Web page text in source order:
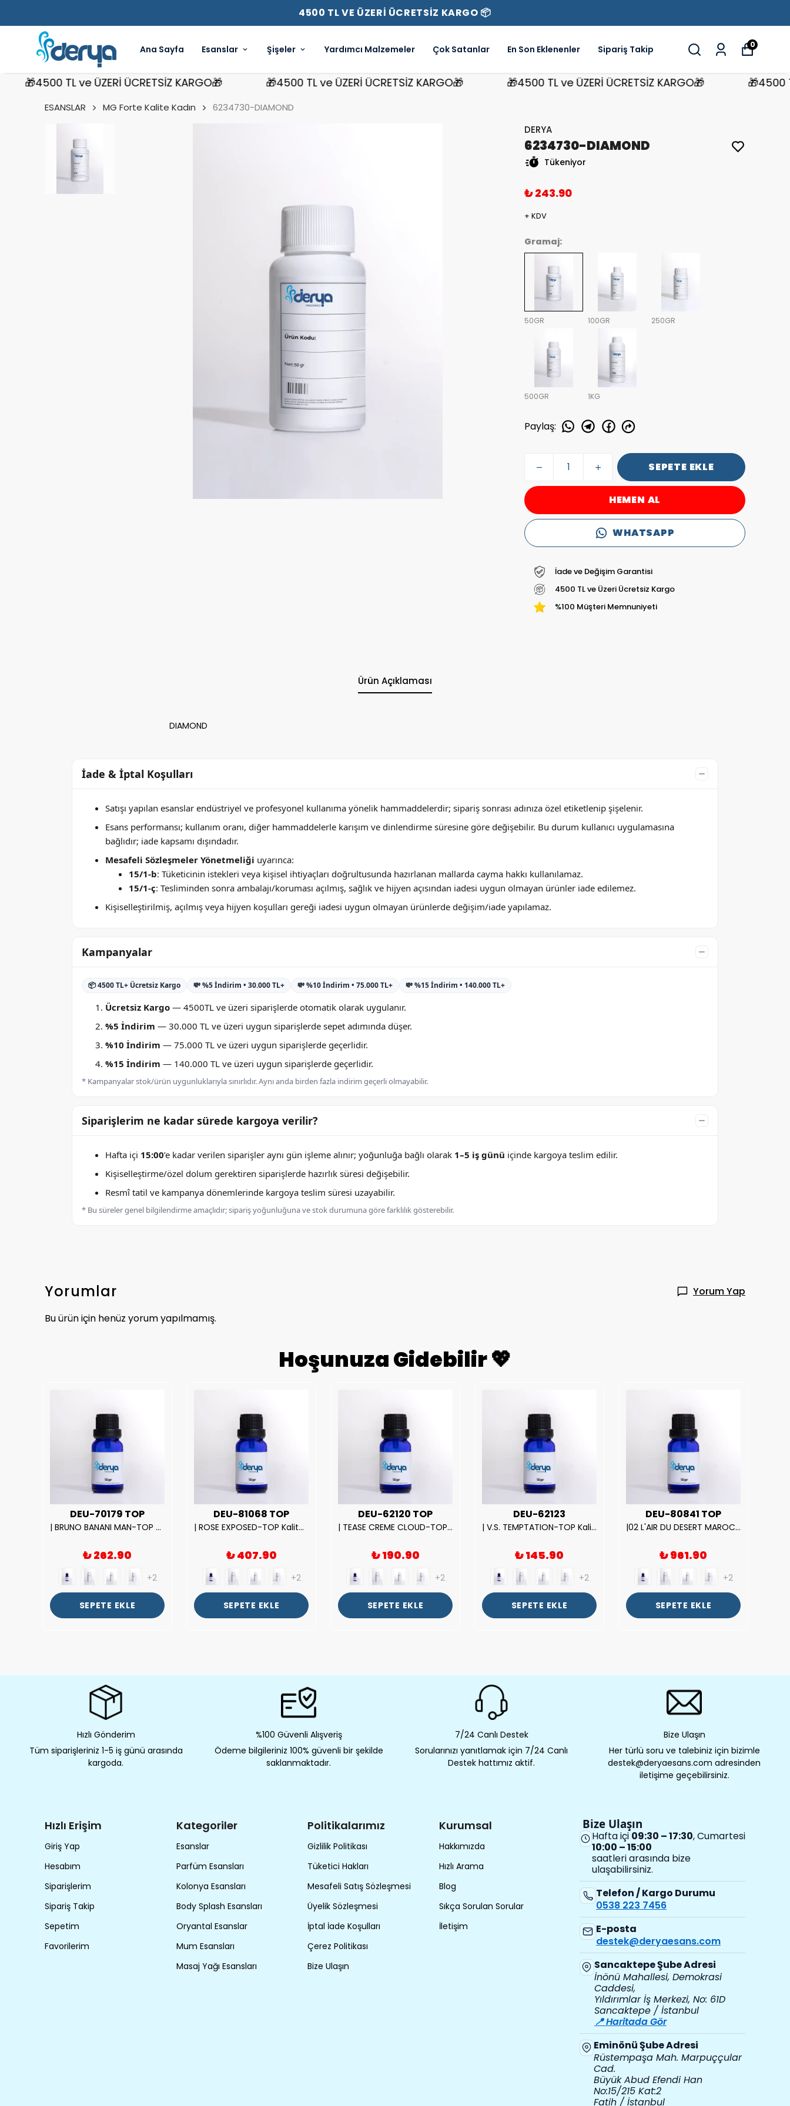
4500 TL VE ÜZERİ ÜCRETSİZ KARGO 📦
Ana Sayfa Esanslar Şişeler Yardımcı Malzemeler Çok Satanlar En Son Eklenenler Sipariş Takip 0
🎁4500 TL ve ÜZERİ ÜCRETSİZ KARGO🎁 🎁4500 TL ve ÜZERİ ÜCRETSİZ KARGO🎁 🎁4500 TL ve ÜZERİ ÜCRETSİZ KARGO🎁 🎁4500 TL
ESANSLAR MG Forte Kalite Kadın
6234730-DIAMOND
DERYA
6234730-DIAMOND
Tükeniyor
₺ 243.90
+ KDV
Gramaj:
50GR 100GR 250GR
500GR 1KG
Paylaş:
SEPETE EKLE
HEMEN AL
WHATSAPP
İade ve Değişim Garantisi
4500 TL ve Üzeri Ücretsiz Kargo
%100 Müşteri Memnuniyeti
Ürün Açıklaması
DIAMOND
İade & İptal Koşulları
Satışı yapılan esanslar endüstriyel ve profesyonel kullanıma yönelik hammaddelerdir; sipariş sonrası adınıza özel etiketlenip şişelenir.
Esans performansı; kullanım oranı, diğer hammaddelerle karışım ve dinlendirme süresine göre değişebilir. Bu durum kullanıcı uygulamasına
bağlıdır; iade kapsamı dışındadır.
Mesafeli Sözleşmeler Yönetmeliği uyarınca:
15/1-b: Tüketicinin istekleri veya kişisel ihtiyaçları doğrultusunda hazırlanan mallarda cayma hakkı kullanılamaz.
15/1-ç: Tesliminden sonra ambalajı/koruması açılmış, sağlık ve hijyen açısından iadesi uygun olmayan ürünler iade edilemez.
Kişiselleştirilmiş, açılmış veya hijyen koşulları gereği iadesi uygun olmayan ürünlerde değişim/iade yapılamaz.
Kampanyalar
📦 4500 TL+ Ücretsiz Kargo 💸 %5 İndirim • 30.000 TL+ 💸 %10 İndirim • 75.000 TL+ 💸 %15 İndirim • 140.000 TL+
Ücretsiz Kargo — 4500TL ve üzeri siparişlerde otomatik olarak uygulanır.
%5 İndirim — 30.000 TL ve üzeri uygun siparişlerde sepet adımında düşer.
%10 İndirim — 75.000 TL ve üzeri uygun siparişlerde geçerlidir.
%15 İndirim — 140.000 TL ve üzeri uygun siparişlerde geçerlidir.
* Kampanyalar stok/ürün uygunluklarıyla sınırlıdır. Aynı anda birden fazla indirim geçerli olmayabilir.
Siparişlerim ne kadar sürede kargoya verilir?
Hafta içi 15:00’e kadar verilen siparişler aynı gün işleme alınır; yoğunluğa bağlı olarak 1–5 iş günü içinde kargoya teslim edilir.
Kişiselleştirme/özel dolum gerektiren siparişlerde hazırlık süresi değişebilir.
Resmî tatil ve kampanya dönemlerinde kargoya teslim süresi uzayabilir.
* Bu süreler genel bilgilendirme amaçlıdır; sipariş yoğunluğuna ve stok durumuna göre farklılık gösterebilir.
Yorumlar
Yorum Yap
Bu ürün için henüz yorum yapılmamış.
Hoşunuza Gidebilir 💖
DEU-70179 TOP
| BRUNO BANANI MAN-TOP Kalite Erkek Parfüm Esansı.|
₺ 262.90
+2
SEPETE EKLE
DEU-81068 TOP
| ROSE EXPOSED-TOP Kalite Unısex Parfüm Esansı.|
₺ 407.90
+2
SEPETE EKLE
DEU-62120 TOP
| TEASE CREME CLOUD-TOP Kalite Kadın Parfüm Esansı.|
₺ 190.90
+2
SEPETE EKLE
DEU-62123
| V.S. TEMPTATION-TOP Kalite Kadın Parfüm Esansı.|
₺ 145.90
+2
SEPETE EKLE
DEU-80841 TOP
|02 L'AIR DU DESERT MAROCAIN-TOP Kalite Unısex Parfüm Esansı.|
₺ 961.90
+2
SEPETE EKLE
Hızlı Gönderim
Tüm siparişleriniz 1-5 iş günü arasında
kargoda.
%100 Güvenli Alışveriş
Ödeme bilgileriniz 100% güvenli bir şekilde
saklanmaktadır.
7/24 Canlı Destek
Sorularınızı yanıtlamak için 7/24 Canlı
Destek hattımız aktif.
Bize Ulaşın
Her türlü soru ve talebiniz için bizimle
destek@deryaesans.com adresinden
iletişime geçebilirsiniz.
Hızlı Erişim
Giriş Yap
Hesabım
Siparişlerim
Sipariş Takip
Sepetim
Favorilerim
Kategoriler
Esanslar
Parfüm Esansları
Kolonya Esansları
Body Splash Esansları
Oryantal Esanslar
Mum Esansları
Masaj Yağı Esansları
Politikalarımız
Gizlilik Politikası
Tüketici Hakları
Mesafeli Satış Sözleşmesi
Üyelik Sözleşmesi
İptal İade Koşulları
Çerez Politikası
Bize Ulaşın
Kurumsal
Hakkımızda
Hızlı Arama
Blog
Sıkça Sorulan Sorular
İletişim
Bize Ulaşın
Hafta içi 09:30 – 17:30, Cumartesi
10:00 – 15:00
saatleri arasında bize
ulaşabilirsiniz.
Telefon / Kargo Durumu
0538 223 7456
E-posta
destek@deryaesans.com
Sancaktepe Şube Adresi
İnönü Mahallesi, Demokrasi
Caddesi,
Yıldırımlar İş Merkezi, No: 61D
Sancaktepe / İstanbul
📍 Haritada Gör
Eminönü Şube Adresi
Rüstempaşa Mah. Marpuççular
Cad.
Büyük Abud Efendi Han
No:15/215 Kat:2
Fatih / İstanbul